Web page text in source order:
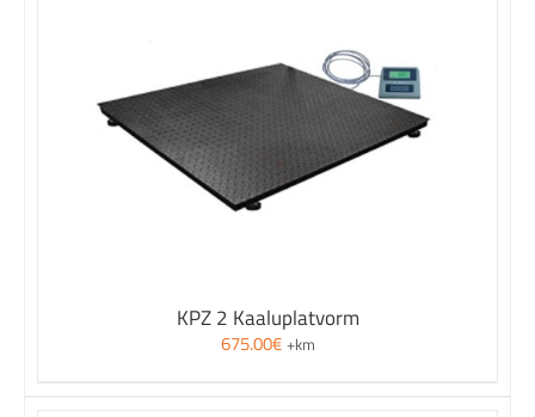
KPZ 2 Kaaluplatvorm
675.00€ +km